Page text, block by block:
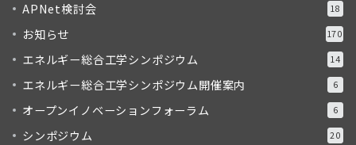
APNet検討会 18
お知らせ 170
エネルギー総合工学シンポジウム 14
エネルギー総合工学シンポジウム開催案内 6
オープンイノベーションフォーラム 6
シンポジウム 20